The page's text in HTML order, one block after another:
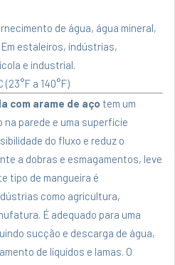
de água, água mineral,
estaleiros, indústrias,
e industrial.
(23°F a 140°F)
com arame de aço tem um
na parede e uma superfície
do fluxo e reduz o
a dobras e esmagamentos, leve
tipo de mangueira é
como agricultura,
É adequado para uma
sucção e descarga de água,
de líquidos e lamas. O